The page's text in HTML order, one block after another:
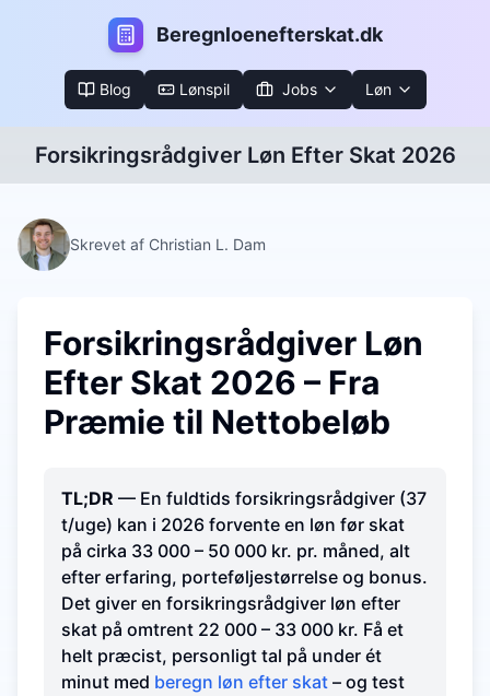
Beregnloenefterskat.dk
Blog Lønspil Jobs Løn
Forsikringsrådgiver Løn Efter Skat 2026
Skrevet af Christian L. Dam
Forsikringsrådgiver Løn
Efter Skat 2026 – Fra
Præmie til Nettobeløb
TL;DR — En fuldtids forsikringsrådgiver (37
t/uge) kan i 2026 forvente en løn før skat
på cirka 33 000 – 50 000 kr. pr. måned, alt
efter erfaring, porteføljestørrelse og bonus.
Det giver en forsikringsrådgiver løn efter
skat på omtrent 22 000 – 33 000 kr. Få et
helt præcist, personligt tal på under ét
minut med beregn løn efter skat – og test